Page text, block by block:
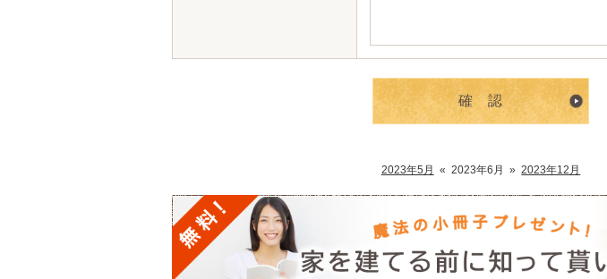
2023年5月 « 2023年6月 » 2023年12月